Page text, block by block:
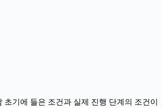
기에 들은 조건과 실제 진행 단계의 조건이